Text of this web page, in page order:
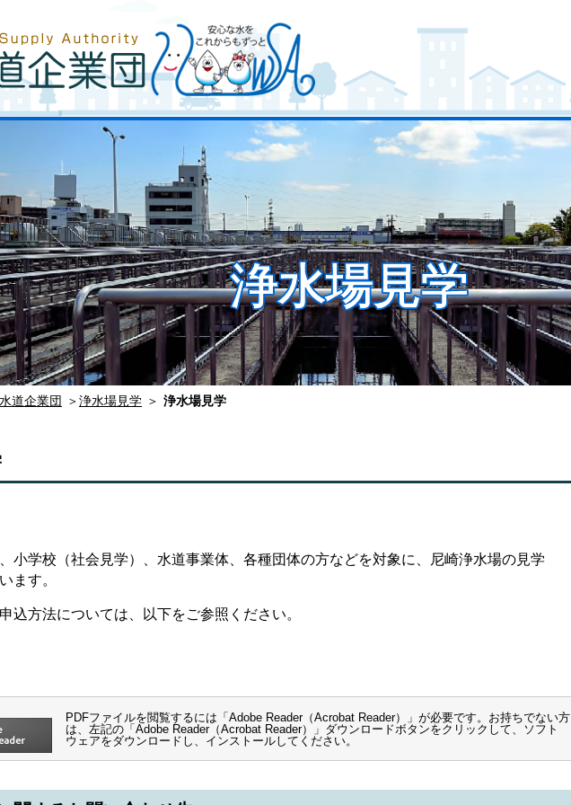
浄水場見学
道企業団 ＞浄水場見学 ＞ 浄水場見学
小学校（社会見学）、水道事業体、各種団体の方などを対象に、尼崎浄水場の見学
ます。
込方法については、以下をご参照ください。
PDFファイルを閲覧するには「Adobe Reader（Acrobat Reader）」が必要です。お持ちでない方
は、左記の「Adobe Reader（Acrobat Reader）」ダウンロードボタンをクリックして、ソフト
ウェアをダウンロードし、インストールしてください。